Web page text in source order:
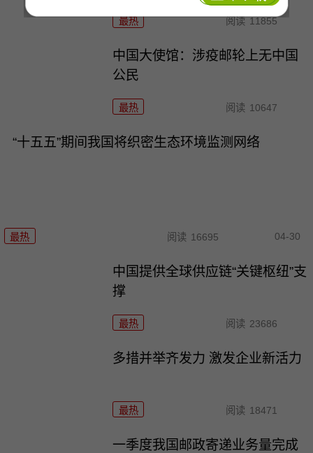
最热 阅读 11855
中国大使馆：涉疫邮轮上无中国
公民
最热 阅读 10647
“十五五”期间我国将织密生态环境监测网络
最热 阅读 16695 04-30
中国提供全球供应链“关键枢纽”支
撑
最热 阅读 23686
多措并举齐发力 激发企业新活力
最热 阅读 18471
一季度我国邮政寄递业务量完成